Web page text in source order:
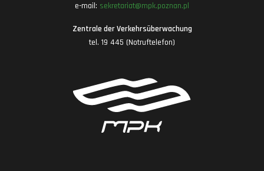
e-mail: sekretariat@mpk.poznan.pl
Zentrale der Verkehrsüberwachung
tel. 19 445 (Notruftelefon)